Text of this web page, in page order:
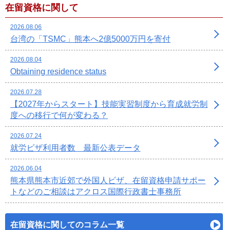
在留資格に関して
2026.08.06
台湾の「TSMC」熊本へ2億5000万円を寄付
2026.08.04
Obtaining residence status
2026.07.28
【2027年からスタート】技能実習制度から育成就労制
度への移行で何が変わる？
2026.07.24
就労ビザ利用者数 最新公表データ
2026.06.04
熊本県熊本市近郊で外国人ビザ、在留資格申請サポー
トなどのご相談はアクロス国際行政書士事務所
在留資格に関してのコラム一覧